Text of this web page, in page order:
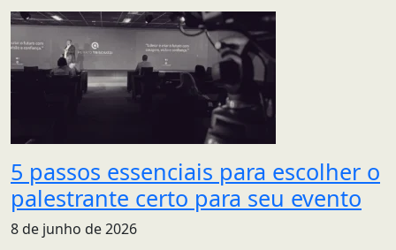
5 passos essenciais para escolher o
palestrante certo para seu evento
8 de junho de 2026